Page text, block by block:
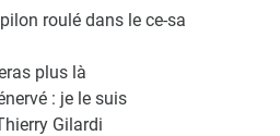
roulé dans le ce-sa
plus là
: je le suis
Gilardi